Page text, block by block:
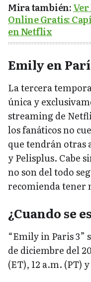
Mira también:
Online Gratis:
en Netflix
Emily en
La tercera
única y
streaming de
los fanáticos no
que tendrán otras
y Pelisplus. Cabe
no son del todo
recomienda tener
¿Cuando se
“Emily in Paris 3”
de diciembre del
(ET), 12 a.m. (PT)